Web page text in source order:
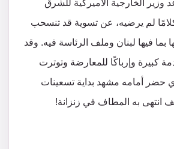
وزير الخارجية الأميركية للشرق
كلامًا لم يرضيه، عن تسوية قد تنسحب
بما فيها لبنان وملف الرئاسة فيه. وقد
كبيرة وإرباكًا للمعارضة وتوترت
حضر أمامه مشهد بداية تسعينات
انتهى به المطاف في زنزانة!